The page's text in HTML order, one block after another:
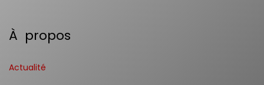
À propos
Actualité